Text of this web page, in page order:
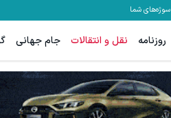
سوژه‌های شما
روزنامه نقل و انتقالات جام جهانی